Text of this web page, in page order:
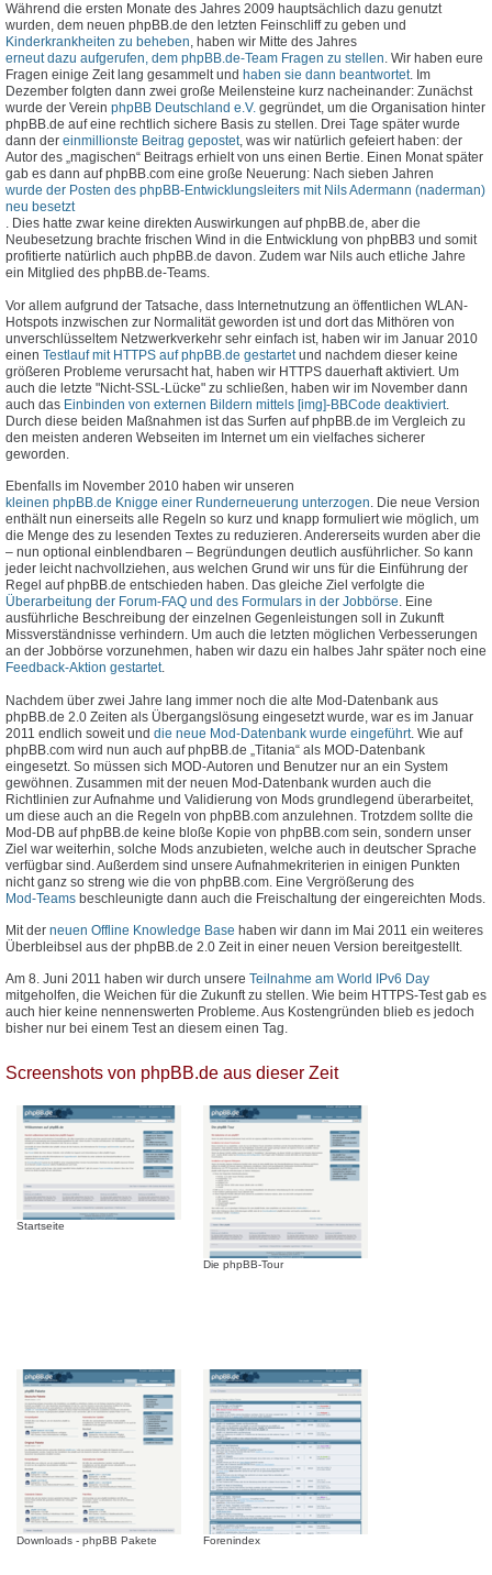
Während die ersten Monate des Jahres 2009 hauptsächlich dazu genutzt
wurden, dem neuen phpBB.de den letzten Feinschliff zu geben und
Kinderkrankheiten zu beheben, haben wir Mitte des Jahres
erneut dazu aufgerufen, dem phpBB.de-Team Fragen zu stellen. Wir haben eure
Fragen einige Zeit lang gesammelt und haben sie dann beantwortet. Im
Dezember folgten dann zwei große Meilensteine kurz nacheinander: Zunächst
wurde der Verein phpBB Deutschland e.V. gegründet, um die Organisation hinter
phpBB.de auf eine rechtlich sichere Basis zu stellen. Drei Tage später wurde
dann der einmillionste Beitrag gepostet, was wir natürlich gefeiert haben: der
Autor des „magischen“ Beitrags erhielt von uns einen Bertie. Einen Monat später
gab es dann auf phpBB.com eine große Neuerung: Nach sieben Jahren
wurde der Posten des phpBB-Entwicklungsleiters mit Nils Adermann (naderman)
neu besetzt
. Dies hatte zwar keine direkten Auswirkungen auf phpBB.de, aber die
Neubesetzung brachte frischen Wind in die Entwicklung von phpBB3 und somit
profitierte natürlich auch phpBB.de davon. Zudem war Nils auch etliche Jahre
ein Mitglied des phpBB.de-Teams.
Vor allem aufgrund der Tatsache, dass Internetnutzung an öffentlichen WLAN-
Hotspots inzwischen zur Normalität geworden ist und dort das Mithören von
unverschlüsseltem Netzwerkverkehr sehr einfach ist, haben wir im Januar 2010
einen Testlauf mit HTTPS auf phpBB.de gestartetund nachdem dieser keine
größeren Probleme verursacht hat, haben wir HTTPS dauerhaft aktiviert. Um
auch die letzte "Nicht-SSL-Lücke" zu schließen, haben wir im November dann
auch das Einbinden von externen Bildern mittels [img]-BBCode deaktiviert.
Durch diese beiden Maßnahmen ist das Surfen auf phpBB.de im Vergleich zu
den meisten anderen Webseiten im Internet um ein vielfaches sicherer
geworden.
Ebenfalls im November 2010 haben wir unseren
kleinen phpBB.de Knigge einer Runderneuerung unterzogen. Die neue Version
enthält nun einerseits alle Regeln so kurz und knapp formuliert wie möglich, um
die Menge des zu lesenden Textes zu reduzieren. Andererseits wurden aber die
– nun optional einblendbaren – Begründungen deutlich ausführlicher. So kann
jeder leicht nachvollziehen, aus welchen Grund wir uns für die Einführung der
Regel auf phpBB.de entschieden haben. Das gleiche Ziel verfolgte die
Überarbeitung der Forum-FAQ und des Formulars in der Jobbörse. Eine
ausführliche Beschreibung der einzelnen Gegenleistungen soll in Zukunft
Missverständnisse verhindern. Um auch die letzten möglichen Verbesserungen
an der Jobbörse vorzunehmen, haben wir dazu ein halbes Jahr später noch eine
Feedback-Aktion gestartet.
Nachdem über zwei Jahre lang immer noch die alte Mod-Datenbank aus
phpBB.de 2.0 Zeiten als Übergangslösung eingesetzt wurde, war es im Januar
2011 endlich soweit und die neue Mod-Datenbank wurde eingeführt. Wie auf
phpBB.com wird nun auch auf phpBB.de „Titania“ als MOD-Datenbank
eingesetzt. So müssen sich MOD-Autoren und Benutzer nur an ein System
gewöhnen. Zusammen mit der neuen Mod-Datenbank wurden auch die
Richtlinien zur Aufnahme und Validierung von Mods grundlegend überarbeitet,
um diese auch an die Regeln von phpBB.com anzulehnen. Trotzdem sollte die
Mod-DB auf phpBB.de keine bloße Kopie von phpBB.com sein, sondern unser
Ziel war weiterhin, solche Mods anzubieten, welche auch in deutscher Sprache
verfügbar sind. Außerdem sind unsere Aufnahmekriterien in einigen Punkten
nicht ganz so streng wie die von phpBB.com. Eine Vergrößerung des
Mod-Teams beschleunigte dann auch die Freischaltung der eingereichten Mods.
Mit der neuen Offline Knowledge Base haben wir dann im Mai 2011 ein weiteres
Überbleibsel aus der phpBB.de 2.0 Zeit in einer neuen Version bereitgestellt.
Am 8. Juni 2011 haben wir durch unsere Teilnahme am World IPv6 Day
mitgeholfen, die Weichen für die Zukunft zu stellen. Wie beim HTTPS-Test gab es
auch hier keine nennenswerten Probleme. Aus Kostengründen blieb es jedoch
bisher nur bei einem Test an diesem einen Tag.
Screenshots von phpBB.de aus dieser Zeit
Startseite
Die phpBB-Tour
Downloads - phpBB Pakete Forenindex